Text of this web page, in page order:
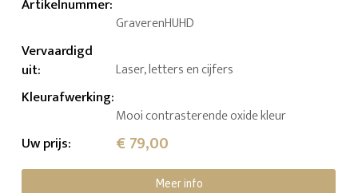
GraverenHUHD
Vervaardigd
uit: Laser, letters en cijfers
Kleurafwerking:
Mooi contrasterende oxide kleur
Uw prijs: € 79,00
Meer info